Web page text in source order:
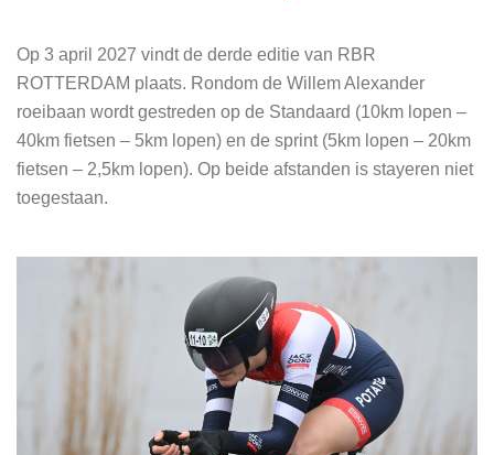
Op 3 april 2027 vindt de derde editie van RBR
ROTTERDAM plaats. Rondom de Willem Alexander
roeibaan wordt gestreden op de Standaard (10km lopen –
40km fietsen – 5km lopen) en de sprint (5km lopen – 20km
fietsen – 2,5km lopen). Op beide afstanden is stayeren niet
toegestaan.